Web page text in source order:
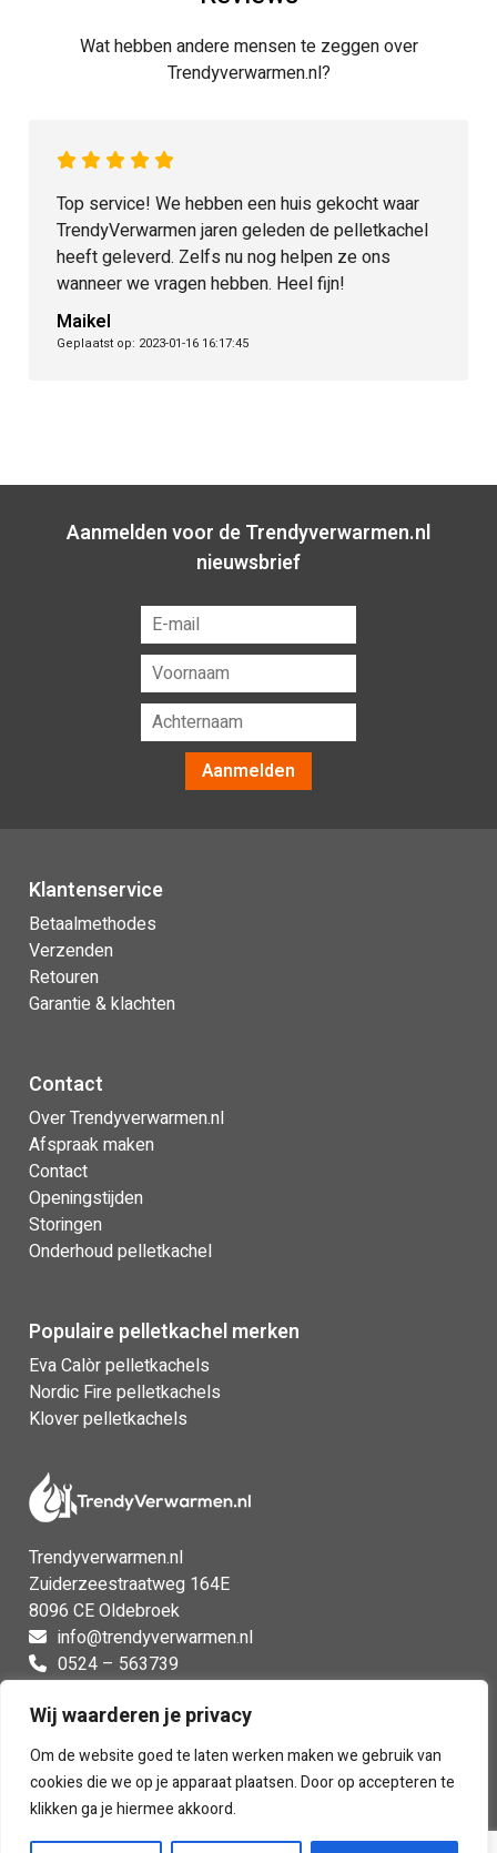
Wij waarderen je privacy
Om de website goed te laten werken maken we gebruik van
cookies die we op je apparaat plaatsen. Door op accepteren te
klikken ga je hiermee akkoord.
Wat hebben andere mensen te zeggen over
Trendyverwarmen.nl?
Trendy Eco heeft geweldig goed, geduldig,
vakkundig en snel geholpen bij een storing van
mijn pellet-cv. Ze laten je zeker niet in de kou
zitten! Fijn dat zulke service nog te vinden is.
Marnix Simonis
Geplaatst op: 2022-11-24 14:32:37
Aanmelden voor de Trendyverwarmen.nl
nieuwsbrief
Aanmelden
Klantenservice
Betaalmethodes
Verzenden
Retouren
Garantie & klachten
Contact
Over Trendyverwarmen.nl
Afspraak maken
Contact
Openingstijden
Storingen
Onderhoud pelletkachel
Populaire pelletkachel merken
Eva Calòr pelletkachels
Nordic Fire pelletkachels
Klover pelletkachels
Trendyverwarmen.nl
Zuiderzeestraatweg 164E
8096 CE Oldebroek
info@trendyverwarmen.nl
0524 – 563739
Facebook
Instagram